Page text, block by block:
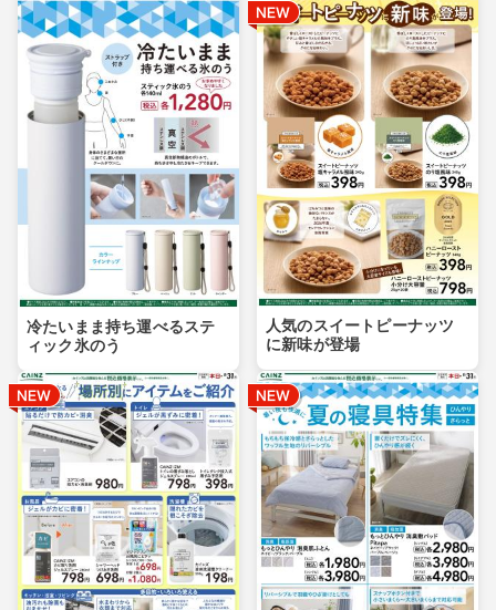
冷たいまま持ち運べるステ
ィック氷のう
人気のスイートピーナッツ
に新味が登場